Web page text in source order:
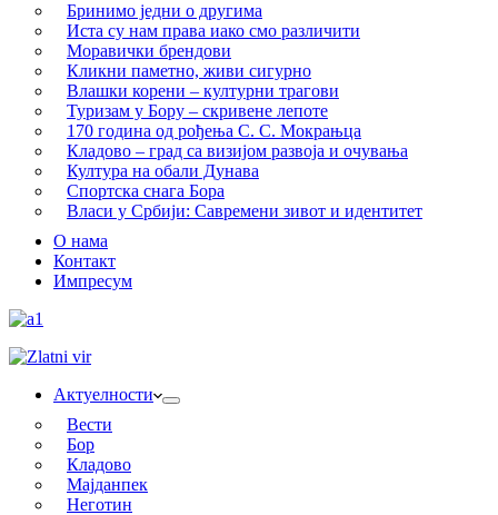
Бринимо једни о другима
Иста су нам права иако смо различити
Моравички брендови
Кликни паметно, живи сигурно
Влашки корени – културни трагови
Туризам у Бору – скривене лепоте
170 година од рођења С. С. Мокрањца
Кладово – град са визијом развоја и очувања
Култура на обали Дунава
Спортска снага Бора
Власи у Србији: Савремени зивот и идентитет
О нама
Контакт
Импресум
Актуелности
Вести
Бор
Кладово
Мајданпек
Неготин